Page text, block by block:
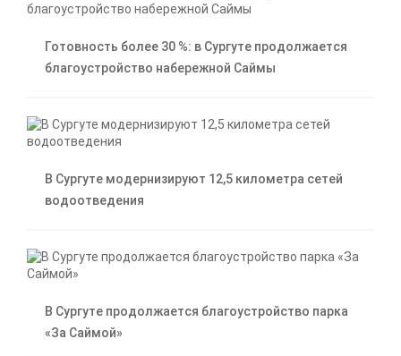
Готовность более 30 %: в Сургуте продолжается
благоустройство набережной Саймы
В Сургуте модернизируют 12,5 километра сетей
водоотведения
В Сургуте продолжается благоустройство парка
«За Саймой»